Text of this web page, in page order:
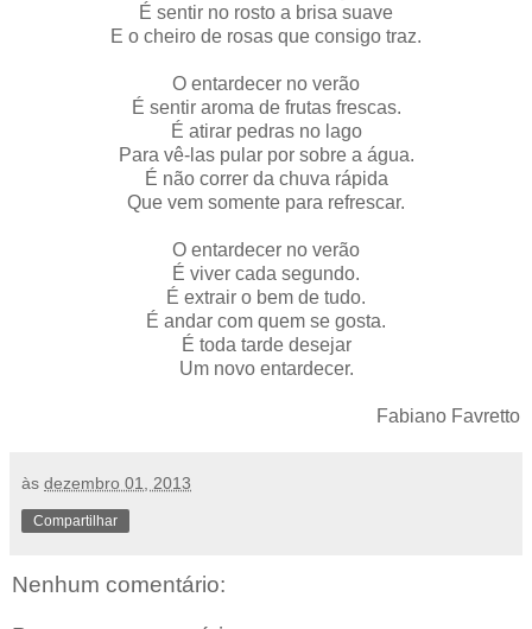
É sentir no rosto a brisa suave
E o cheiro de rosas que consigo traz.
O entardecer no verão
É sentir aroma de frutas frescas.
É atirar pedras no lago
Para vê-las pular por sobre a água.
É não correr da chuva rápida
Que vem somente para refrescar.
O entardecer no verão
É viver cada segundo.
É extrair o bem de tudo.
É andar com quem se gosta.
É toda tarde desejar
Um novo entardecer.
Fabiano Favretto
às dezembro 01, 2013
Compartilhar
Nenhum comentário: